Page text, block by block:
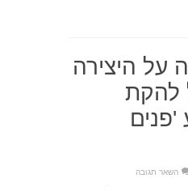
על היצירה
להקת
השאר תגובה